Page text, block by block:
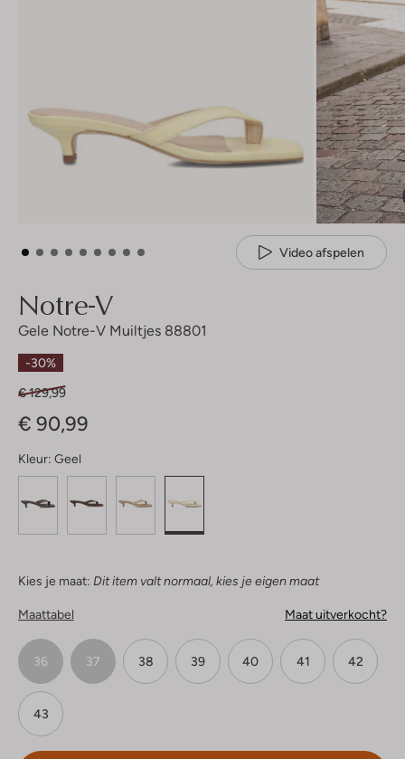
Video afspelen
Notre-V
Gele Notre-V Muiltjes 88801
-30%
€ 129,99
€ 90,99
Kleur: Geel
Kies je maat: Dit item valt normaal, kies je eigen maat
Maattabel Maat uitverkocht?
36 37 38 39 40 41 42
43